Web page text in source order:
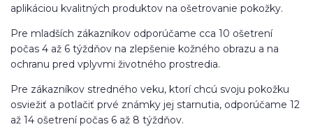
aplikáciou kvalitných produktov na ošetrovanie pokožky.
Pre mladších zákazníkov odporúčame cca 10 ošetrení
počas 4 až 6 týždňov na zlepšenie kožného obrazu a na
ochranu pred vplyvmi životného prostredia.
Pre zákazníkov stredného veku, ktorí chcú svoju pokožku
osviežiť a potlačiť prvé známky jej starnutia, odporúčame 12
až 14 ošetrení počas 6 až 8 týždňov.